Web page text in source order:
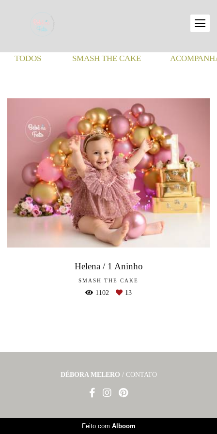
TODOS SMASH THE CAKE
Helena / 1 Aninho
SMASH THE CAKE
1102 13
DÉBORA MELERO / CONTATO
Feito com Alboom